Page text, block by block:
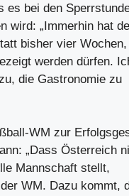
es bei den
wird: „Immerhin hat
bisher vier
werden dürfen.
die Gastronomie zu
WM zur
„Dass Österreich
Mannschaft stellt,
WM. Dazu kommt,